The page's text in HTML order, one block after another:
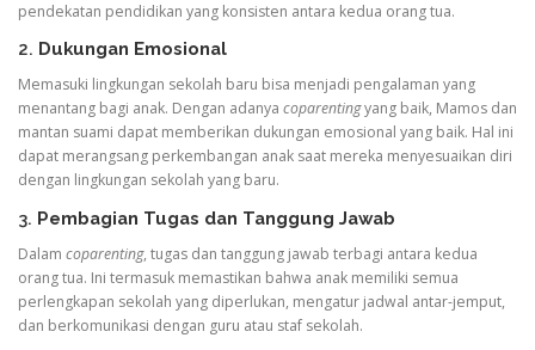
pendekatan pendidikan yang konsisten antara kedua orang tua.
2. Dukungan Emosional
Memasuki lingkungan sekolah baru bisa menjadi pengalaman yang
menantang bagi anak. Dengan adanya coparentingyang baik, Mamos dan
mantan suami dapat memberikan dukungan emosional yang baik. Hal ini
dapat merangsang perkembangan anak saat mereka menyesuaikan diri
dengan lingkungan sekolah yang baru.
3. Pembagian Tugas dan Tanggung Jawab
Dalam coparenting, tugas dan tanggung jawab terbagi antara kedua
orang tua. Ini termasuk memastikan bahwa anak memiliki semua
perlengkapan sekolah yang diperlukan, mengatur jadwal antar-jemput,
dan berkomunikasi dengan guru atau staf sekolah.